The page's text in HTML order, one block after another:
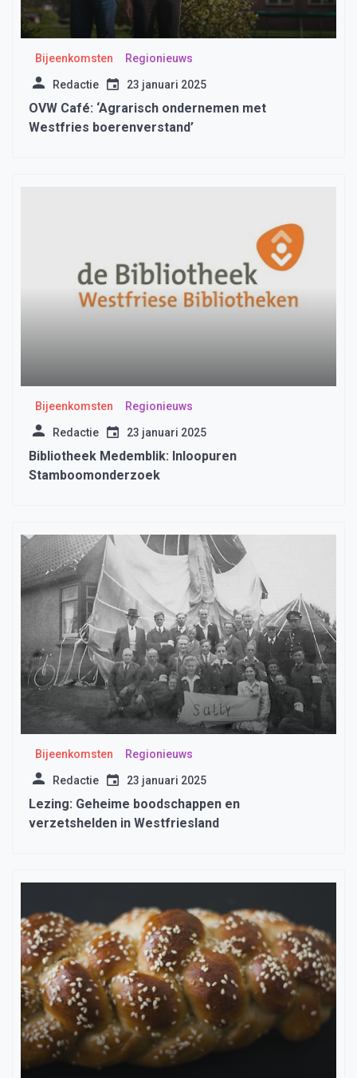
Bijeenkomsten Regionieuws
Redactie 23 januari 2025
OVW Café: ‘Agrarisch ondernemen met
Westfries boerenverstand’
Bijeenkomsten Regionieuws
Redactie 23 januari 2025
Bibliotheek Medemblik: Inloopuren
Stamboomonderzoek
Bijeenkomsten Regionieuws
Redactie 23 januari 2025
Lezing: Geheime boodschappen en
verzetshelden in Westfriesland